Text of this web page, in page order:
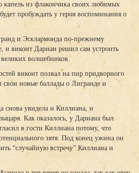
капель из флакончика своих любимых
пробуждать у героя воспоминания о
и Эсклармонда по-прежнему
и виконт Дариан решил сам устроить
волшебников.
виконт позвал на пир придворного
свои новые баллады о Лигранде и
снова увидела и Киллиана, и
Как оказалось, у Дариана был
в гости Киллиана потому, что
зятя. Под конец ужина он
“случайную встречу” Киллиана и